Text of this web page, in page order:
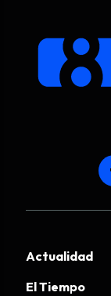
Actualidad
El Tiempo